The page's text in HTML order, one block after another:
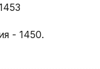
- 1450.